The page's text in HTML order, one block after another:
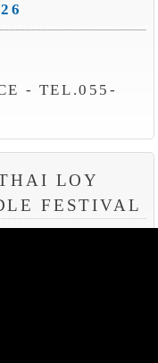
- TEL.055-
LOY
FESTIVAL